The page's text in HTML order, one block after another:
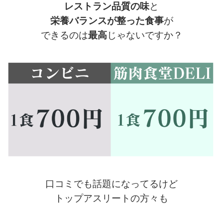
レストラン品質の味と
栄養バランスが整った食事が
できるのは最高じゃないですか？
口コミでも話題になってるけど
トップアスリートの方々も